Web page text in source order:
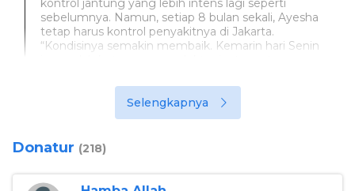
kontrol jantung yang lebih intens lagi seperti
sebelumnya. Namun, setiap 8 bulan sekali, Ayesha
tetap harus kontrol penyakitnya di Jakarta.
“Kondisinya semakin membaik. Kemarin hari Senin
jantungnya itu sudah berkurang. Dokternya masih
memastikan lagi kalau kemungkingan enggak bakal
jadi kateter,” ucap Vina.
Selengkapnya
Donatur (218)